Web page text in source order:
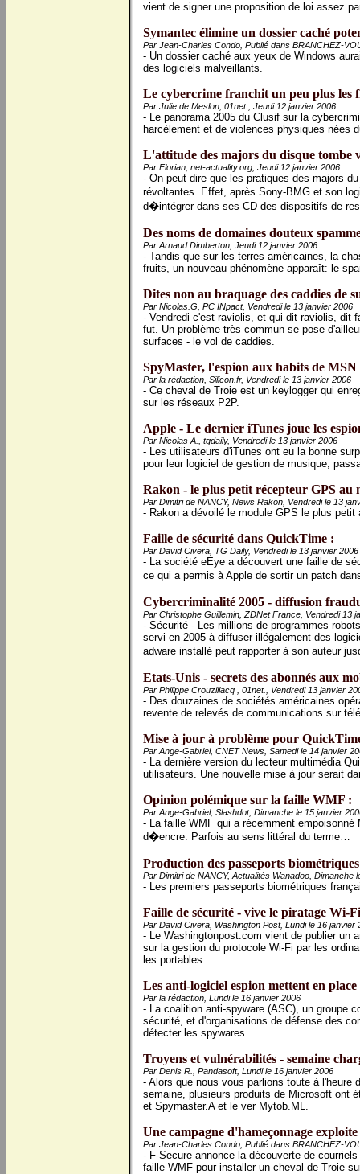
vient de signer une proposition de loi assez
Symantec élimine un dossier caché
Par Jean-Charles Condo, Publié dans BRANCHEZ-
- Un dossier caché aux yeux de Windows
des logiciels malveillants.
Le cybercrime franchit un peu plus les
Par Julie de Meslon, 01net., Jeudi 12 janvier 2006
- Le panorama 2005 du Clusif sur la
harcèlement et de violences physiques nées
L'attitude des majors du disque tombe
Par Florian, net-actuality.org, Jeudi 12 janvier 2006
- On peut dire que les pratiques des majors
révoltantes. Effet, après Sony-BMG et son
d�intégrer dans ses CD des dispositifs de
Des noms de domaines douteux
Par Arnaud Dimberton, Jeudi 12 janvier 2006
- Tandis que sur les terres américaines, la
fruits, un nouveau phénomène apparaît: le
Dites non au braquage des caddies de
Par Nicolas.G, PC INpact, Vendredi le 13 janvier 2006
- Vendredi c'est raviolis, et qui dit raviolis, dit
fut. Un problème très commun se pose
surfaces - le vol de caddies.
SpyMaster, l'espion aux habits de MSN
Par la rédaction, Silicon.fr, Vendredi le 13 janvier 2006
- Ce cheval de Troie est un keylogger qui
sur les réseaux P2P.
Apple - Le dernier iTunes joue les
Par Nicolas A., tgdaily, Vendredi le 13 janvier 2006
- Les utilisateurs d'iTunes ont eu la bonne
pour leur logiciel de gestion de musique,
Rakon - le plus petit récepteur GPS au
Par Dimitri de NANCY, News Rakon, Vendredi le 13
- Rakon a dévoilé le module GPS le plus petit
Faille de sécurité dans QuickTime :
Par David Civera, TG Daily, Vendredi le 13 janvier 2006
- La société eEye a découvert une faille de
ce qui a permis à Apple de sortir un patch
Cybercriminalité 2005 - diffusion
Par Christophe Guillemin, ZDNet France, Vendredi 13
- Sécurité - Les millions de programmes
servi en 2005 à diffuser illégalement des
adware installé peut rapporter à son auteur
Etats-Unis - secrets des abonnés aux
Par Philippe Crouzillacq , 01net., Vendredi 13 janvier
- Des douzaines de sociétés américaines
revente de relevés de communications sur
Mise à jour à problème pour
Par Ange-Gabriel, CNET News, Samedi le 14 janvier
- La dernière version du lecteur multimédia
utilisateurs. Une nouvelle mise à jour serait
Opinion polémique sur la faille WMF :
Par Ange-Gabriel, Slashdot, Dimanche le 15 janvier
- La faille WMF qui a récemment
d�encre. Parfois au sens littéral du terme…
Production des passeports
Par Dimitri de NANCY, Actualités Wanadoo, Dimanche
- Les premiers passeports biométriques
Faille de sécurité - vive le piratage Wi-
Par David Civera, Washington Post, Lundi le 16 janvier
- Le Washingtonpost.com vient de publier un
sur la gestion du protocole Wi-Fi par les
les portables.
Les anti-logiciel espion mettent en
Par la rédaction, Lundi le 16 janvier 2006
- La coalition anti-spyware (ASC), un groupe
sécurité, et d'organisations de défense des
détecter les spywares.
Troyens et vulnérabilités - semaine
Par Denis R., Pandasoft, Lundi le 16 janvier 2006
- Alors que nous vous parlions toute à
semaine, plusieurs produits de Microsoft ont
et Spymaster.A et le ver Mytob.ML.
Une campagne d'hameçonnage
Par Jean-Charles Condo, Publié dans BRANCHEZ-
- F-Secure annonce la découverte de
faille WMF pour installer un cheval de Troie